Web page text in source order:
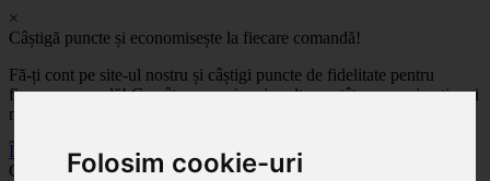
Folosim cookie-uri
×
Câștigă puncte și economisește la fiecare comandă!
Fă-ți cont pe site-ul nostru și câștigi puncte de fidelitate pentru
fiecare comandă! Cu cât comanzi mai mult, cu atât economisești mai
mult!
Înregistrează-te acum
Celoplast